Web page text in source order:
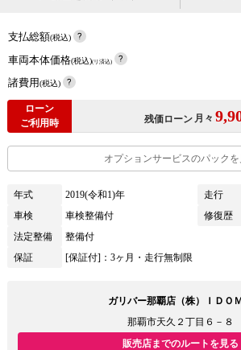
支払総額(税込)
車両本体価格(税込)(リ済込)
諸費用(税込)
ローン
ご利用時
残価ローン 月々
オプションサービスのパックを
年式 2019(令和1)年 走行
車検
車検整備付 修復歴
法定整備
整備付
保証
[保証付]：3ヶ月・走行無制限
ガリバー那覇店（株）ＩＤＯ
那覇市天久２丁目６－８
販売店までのルートを見る